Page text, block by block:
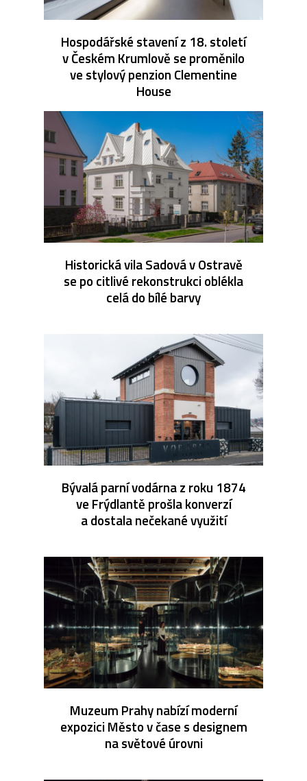
Hospodářské stavení z 18. století
v Českém Krumlově se proměnilo
ve stylový penzion Clementine
House
Historická vila Sadová v Ostravě
se po citlivé rekonstrukci oblékla
celá do bílé barvy
Bývalá parní vodárna z roku 1874
ve Frýdlantě prošla konverzí
a dostala nečekané využití
Muzeum Prahy nabízí moderní
expozici Město v čase s designem
na světové úrovni